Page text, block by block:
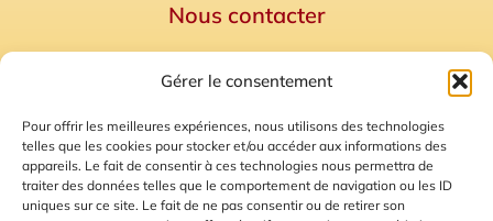
Gérer le consentement
Pour offrir les meilleures expériences, nous utilisons des technologies
telles que les cookies pour stocker et/ou accéder aux informations des
appareils. Le fait de consentir à ces technologies nous permettra de
traiter des données telles que le comportement de navigation ou les ID
uniques sur ce site. Le fait de ne pas consentir ou de retirer son
Nous contacter
Mentions Légales
Plan du site
Gestion des Cookies